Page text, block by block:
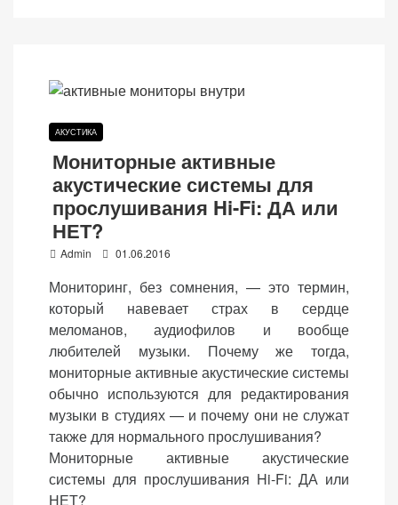
АКУСТИКА
Мониторные активные
акустические системы для
прослушивания Hi-Fi: ДА или
НЕТ?
Admin
s
e
d
o
n
01.06.2016
Мониторинг, без сомнения, — это термин,
который навевает страх в сердце
меломанов, аудиофилов и вообще
любителей музыки. Почему же тогда,
мониторные активные акустические системы
обычно используются для редактирования
музыки в студиях — и почему они не служат
также для нормального прослушивания?
Мониторные активные акустические
системы для прослушивания Hi-Fi: ДА или
НЕТ?